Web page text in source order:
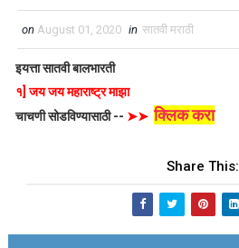
on August 01, 2020 in सातवी मराठी
इयत्ता सातवी बालभारती
१] जय जय महाराष्ट्र माझा
चाचणी सोडविण्यासाठी -- ➤➤क्लिक करा
Share This: